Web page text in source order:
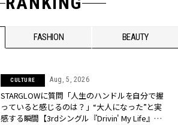
FASHION BEAUTY
CULTURE Aug, 5, 2026
STARGLOWに質問「人生のハンドルを自分で握
っていると感じるのは？」“大️人になった”と実
感する瞬間【3rdシングル『Drivin' My Life』発